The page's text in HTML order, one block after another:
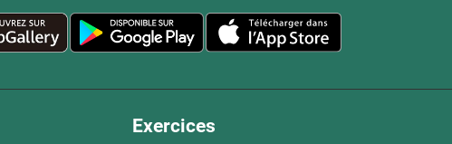
Exercices